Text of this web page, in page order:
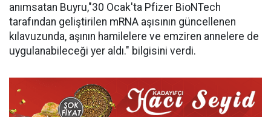
anımsatan Buyru,"30 Ocak'ta Pfizer BioNTech
tarafından geliştirilen mRNA aşısının güncellenen
kılavuzunda, aşının hamilelere ve emziren annelere de
uygulanabileceği yer aldı." bilgisini verdi.